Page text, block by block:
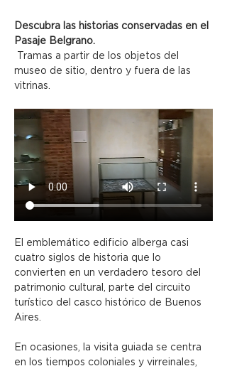
Descubra las historias conservadas en el
Pasaje Belgrano.
museo de sitio, dentro y fuera de las
vitrinas.
El emblemático edificio alberga casi
cuatro siglos de historia que lo
convierten en un verdadero tesoro del
patrimonio cultural, parte del circuito
turístico del casco histórico de Buenos
Aires.
En ocasiones, la visita guiada se centra
en los tiempos coloniales y virreinales,